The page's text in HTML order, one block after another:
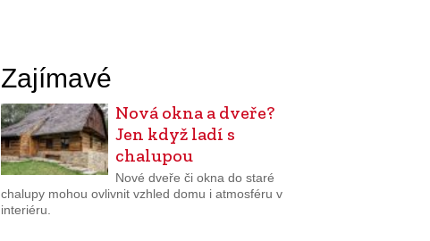
Zajímavé
Nová okna a dveře?
Jen když ladí s
chalupou
Nové dveře či okna do staré
chalupy mohou ovlivnit vzhled domu i atmosféru v
interiéru.